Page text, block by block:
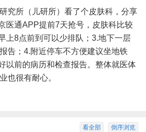
究所（儿研所）看了个皮肤科，分享
医通APP提前7天抢号，皮肤科比较
上8点前到可以少排队；3.地下一层
告；4.附近停车不方便建议坐地铁
以前的病历和检查报告。整体就医体
也很有耐心。
倒序浏览
看全部